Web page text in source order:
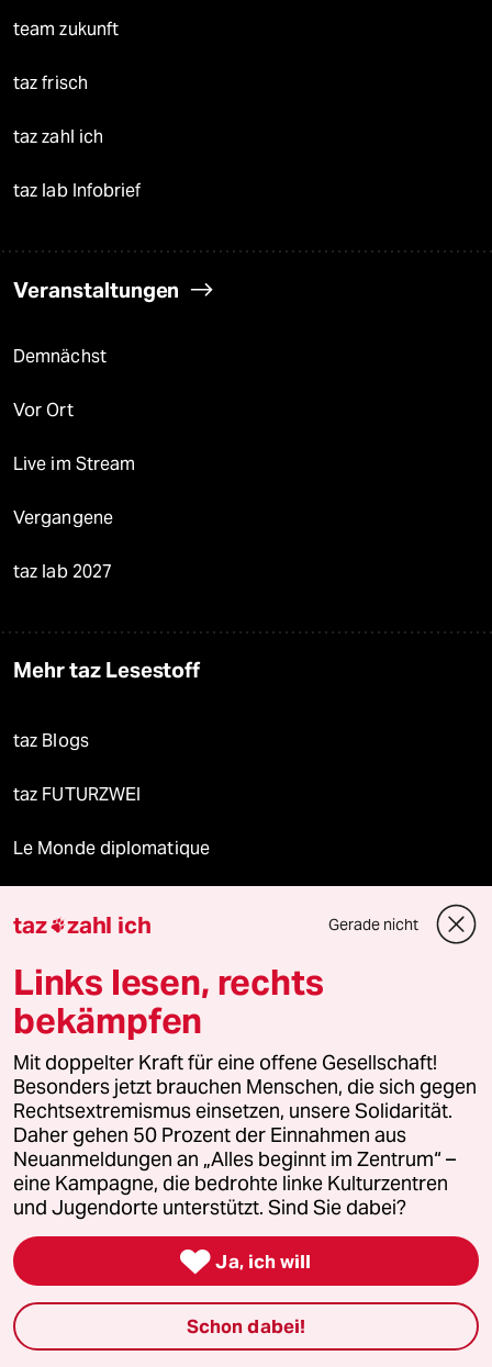
team zukunft
taz frisch
taz zahl ich
taz lab Infobrief
Veranstaltungen
Demnächst
Vor Ort
Live im Stream
Vergangene
taz lab 2027
Mehr taz Lesestoff
taz Blogs
taz FUTURZWEI
Le Monde diplomatique
Mehr taz Angebote
Reisen
Kantine
Shop
Anzeigen
Fragen & Hilfe
taz zahl ich Gerade nicht
Links lesen, rechts
bekämpfen
Mit doppelter Kraft für eine offene Gesellschaft!
Besonders jetzt brauchen Menschen, die sich gegen
Rechtsextremismus einsetzen, unsere Solidarität.
Daher gehen 50 Prozent der Einnahmen aus
Neuanmeldungen an „Alles beginnt im Zentrum“ –
eine Kampagne, die bedrohte linke Kulturzentren
und Jugendorte unterstützt. Sind Sie dabei?
 Ja, ich will
Schon dabei!